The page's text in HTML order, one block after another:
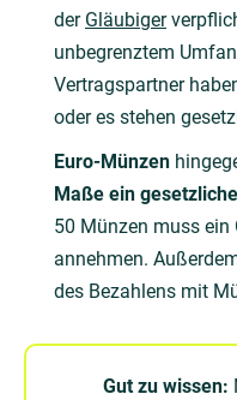
der Gläubiger
unbegrenztem
Vertragspartner
oder es stehen
Euro-Münzen
Maße ein
50 Münzen muss
annehmen.
des Bezahlens mit
Gut zu wissen: